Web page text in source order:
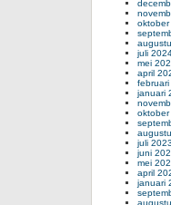
juli
mei
april
januari
oktober
juli 2023
juni
mei
april
januari